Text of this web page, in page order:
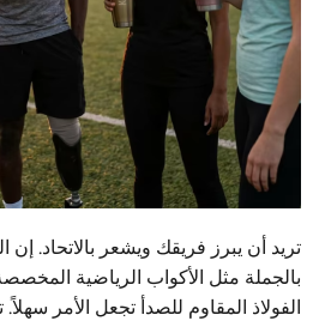
تريد أن يبرز فريقك ويشعر بالاتحاد. إن
بالجملة مثل الأكواب الرياضية
الفولاذ المقاوم للصدأ تجعل الأمر